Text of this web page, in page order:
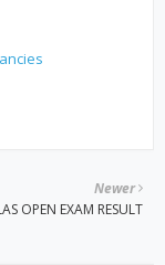
Newer
OPEN EXAM RESULT